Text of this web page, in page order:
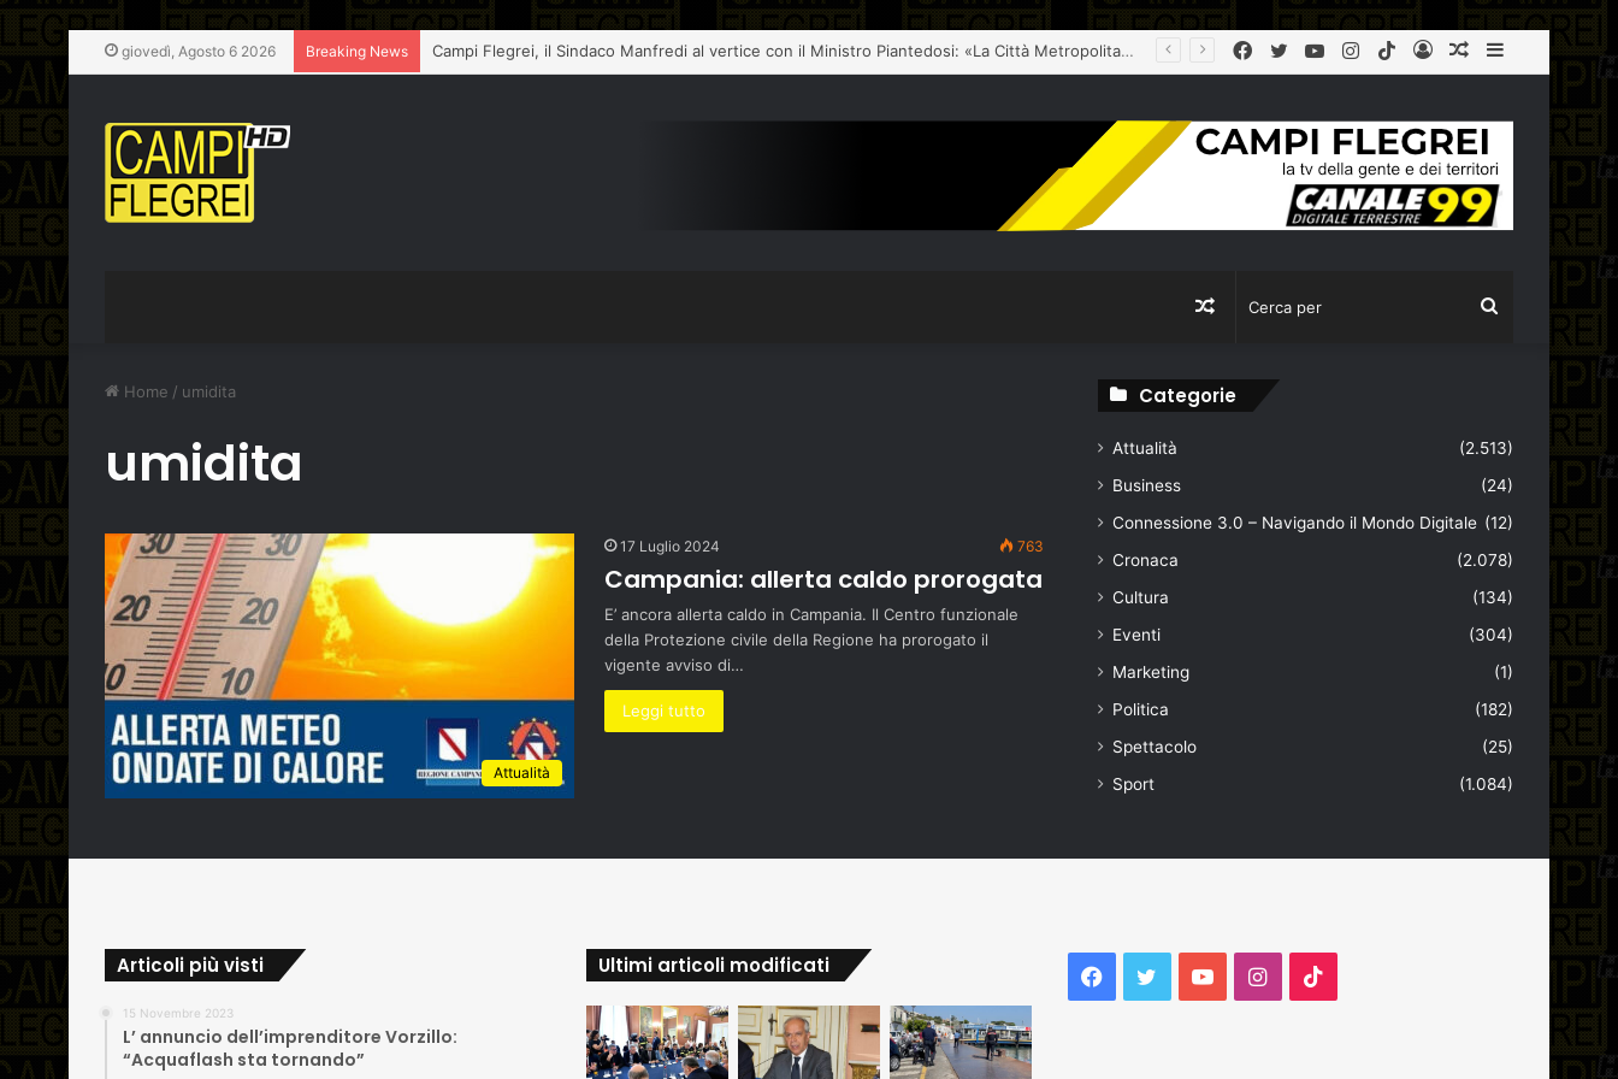
giovedì, Agosto 6 2026 Breaking News Campi Flegrei, Piantedosi: “I 100 milioni sono una prima risposta” Sidebar
Articolo
Log
TikTok
Instagram
YouTube
Twitter
Facebook
Cerca
Articolo
casuale
Home / umidita
umidita
Attualità
17 Luglio 2024 763
Campania: allerta caldo prorogata
E’ ancora allerta caldo in Campania. Il Centro funzionale
della Protezione civile della Regione ha prorogato il
vigente avviso di…
Leggi tutto
Categorie
Attualità
(2.513)
Business
(24)
Connessione 3.0 – Navigando il Mondo Digitale (12)
Cronaca
(2.078)
Cultura
(134)
Eventi
(304)
Marketing
(1)
Politica
(182)
Spettacolo
(25)
Sport
(1.084)
Articoli più visti
15 Novembre 2023
L’ annuncio dell’imprenditore Vorzillo:
“Acquaflash sta tornando”
Ultimi articoli modificati Facebook
TwitterYouTubeInstagram
TikTok